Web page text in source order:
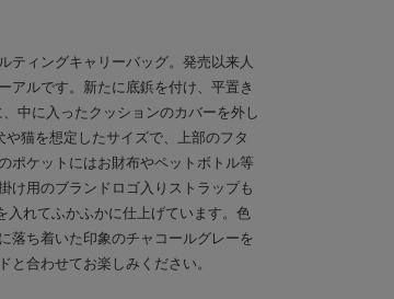
ティングキャリーバッグ。発売以来人
アルです。新たに底鋲を付け、平置き
中に入ったクッションのカバーを外し
猫を想定したサイズで、上部のフタ
ポケットにはお財布やペットボトル等
け用のブランドロゴ入りストラップも
入れてふかふかに仕上げています。色
落ち着いた印象のチャコールグレーを
と合わせてお楽しみください。